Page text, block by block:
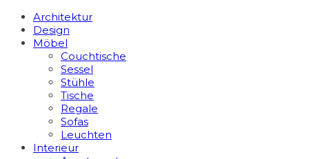
Architektur
Design
Möbel
Couchtische
Sessel
Stühle
Tische
Regale
Sofas
Leuchten
Interieur